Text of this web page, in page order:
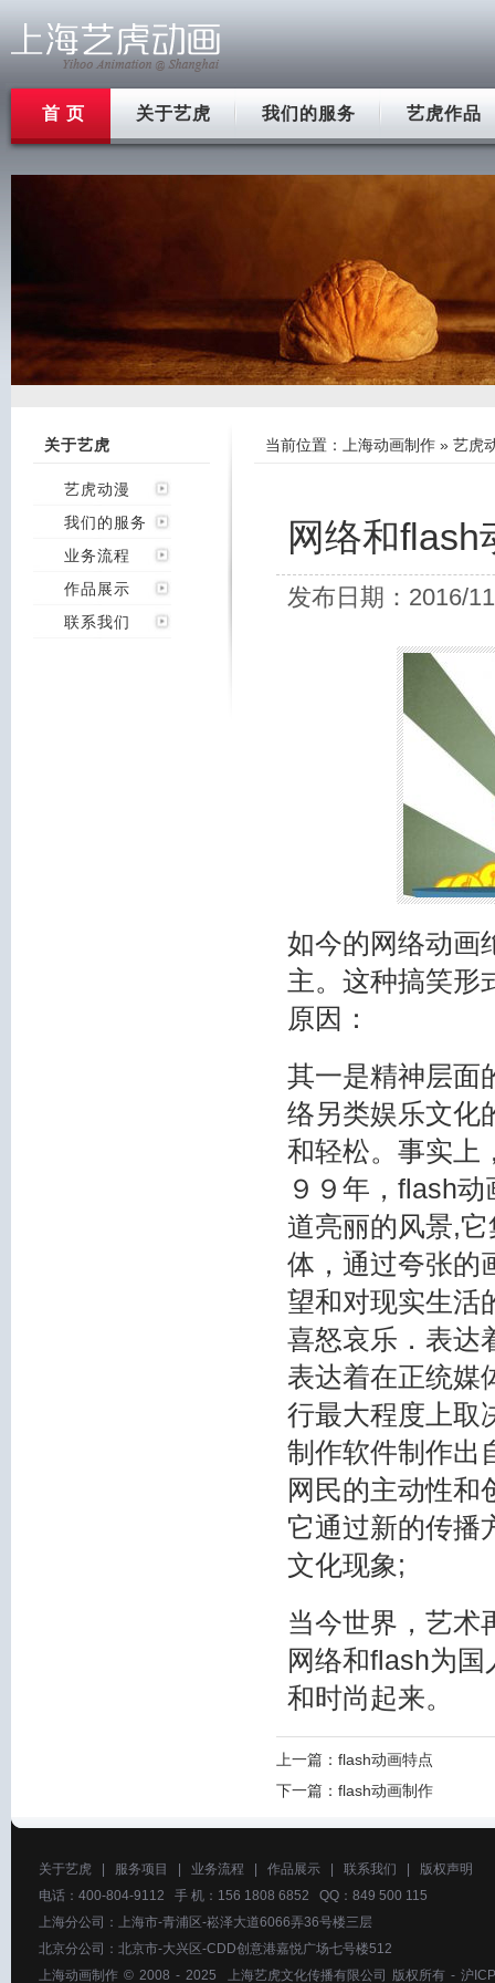
首 页 关于艺虎 我们的服务 艺虎作品
关于艺虎
艺虎动漫
我们的服务
业务流程
作品展示
联系我们
当前位置： 上海动画制作 » 艺虎
网络和flash
发布日期：2016/
如今的网络动画
主。这种搞笑形
原因：
其一是精神层面
络另类娱乐文化
和轻松。事实上
９９年， flash动
道亮丽的风景,
体，通过夸张的
望和对现实生活
喜怒哀乐．表达
表达着在正统媒
行最大程度上取
制作软件制作出
网民的主动性和
它通过新的传播
文化现象;
当今世界，艺术
网络和flash为
和时尚起来。
上一篇： flash动画特点
下一篇： flash动画制作
关于艺虎 服务项目 业务流程 作品展示 联系我们
版权声明
电话：400-804-9112 手 机：156 1808 6852 QQ：849 500 115
上海分公司：上海市-青浦区-崧泽大道6066弄36号楼三层
北京分公司：北京市-大兴区-CDD创意港嘉悦广场七号楼512
上海动画制作 © 2008 - 2025 上海艺虎文化传播有限公司 版权所有 - 沪